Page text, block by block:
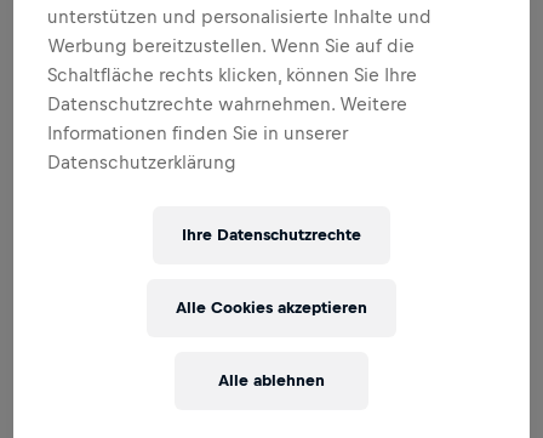
Deine Spende macht den Unterschied! 100 % davon
fließen in die Rückenmarksforschung.
VERGANGENE TEILNAHMEN
10. Mai 2026
unterstützen und personalisierte Inhalte und
Werbung bereitzustellen. Wenn Sie auf die
Schaltfläche rechts klicken, können Sie Ihre
Datenschutzrechte wahrnehmen. Weitere
Informationen finden Sie in unserer
Datenschutzerklärung
Ihre Datenschutzrechte
Alle ablehnen
Alle Cookies akzeptieren